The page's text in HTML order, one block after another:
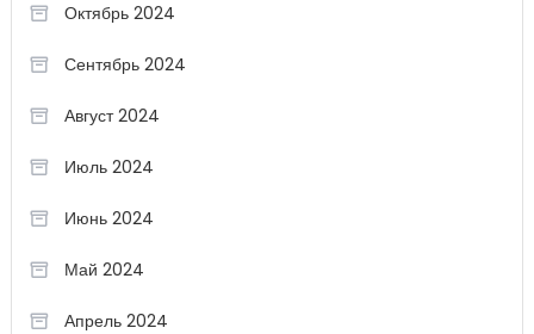
Октябрь 2024
Сентябрь 2024
Август 2024
Июль 2024
Июнь 2024
Май 2024
Апрель 2024